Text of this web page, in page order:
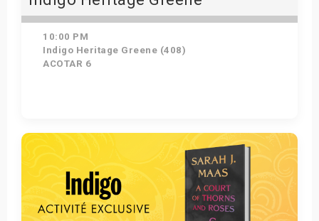
10:00 PM
Indigo Heritage Greene (408)
ACOTAR 6
Get Tickets